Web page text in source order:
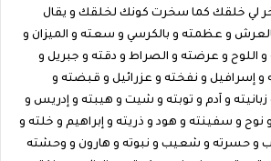
لي خلقك كما سخرت كونك لخلقك و يقال
و عظمته و بالكرسي و سعته و الميزان و
اللوح و عرضته و الصراط و دقته و جبريل و
و إسرافيل و نفخته و عزرائيل و قبضته و
و آدم و توبته و شيت و هيبته و إدريس و
نوح و سفينته و هود و ذريته و إبراهيم و خلته و
و حسرته و شعيب و نبوته و هارون و وحشته